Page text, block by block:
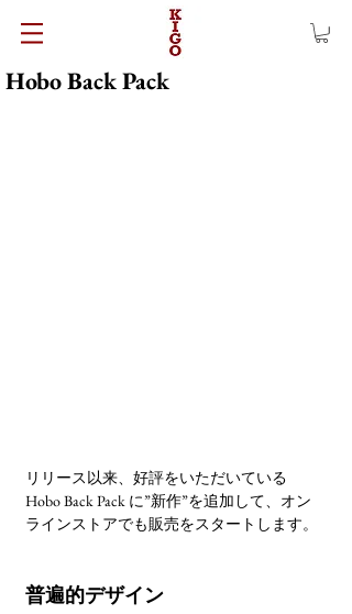
Hobo Back Pack
リリース以来、好評をいただいている
Hobo Back Pack に”新作”を追加して、オン
ラインストアでも販売をスタートします。
普遍的デザイン